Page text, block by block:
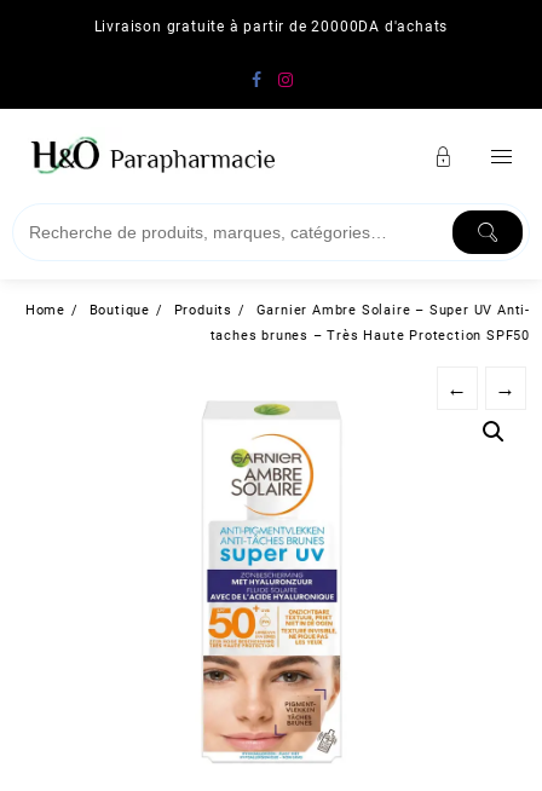
Livraison gratuite à partir de 20000DA d'achats
Home Boutique Produits
Garnier Ambre Solaire – Super UV Anti-
taches brunes – Très Haute Protection SPF50
← →